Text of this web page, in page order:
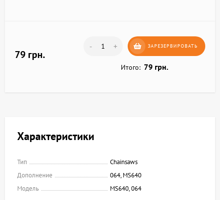
79 грн.
- + ЗАРЕЗЕРВИРОВАТЬ
Итого: 79 грн.
Характеристики
Тип
Chainsaws
Дополнение
064, MS640
Модель
MS640, 064